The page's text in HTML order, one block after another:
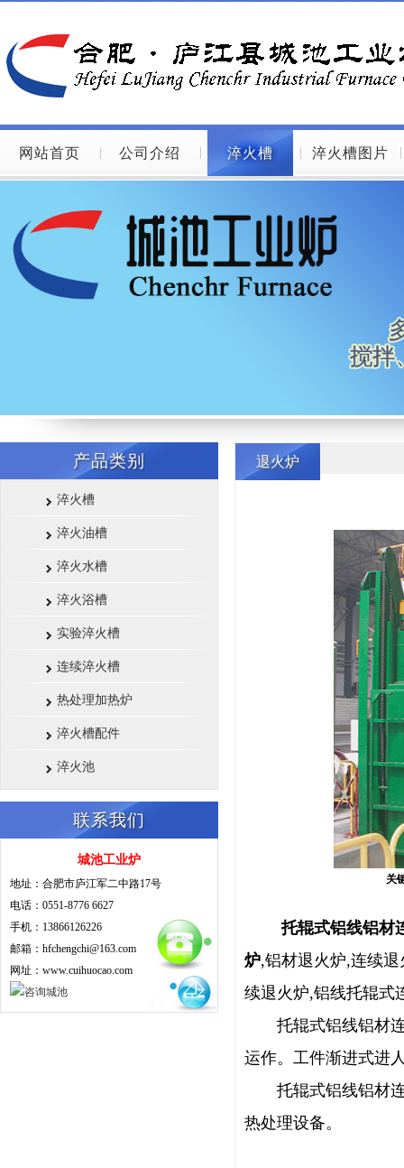
网站首页 公司介绍 淬火槽 淬火槽图片
产品类别
淬火槽
淬火油槽
淬火水槽
淬火浴槽
实验淬火槽
连续淬火槽
热处理加热炉
淬火槽配件
淬火池
联系我们
城池工业炉
地址：合肥市庐江军二中路17号
电话：0551-8776 6627
手机：13866126226
邮箱：hfchengchi@163.com
网址：www.cuihuocao.com
退火炉
关
托辊式铝线铝材
炉,铝材退火炉,连续
续退火炉,铝线托辊式
托辊式铝线铝材连
运作。工件渐进式进
托辊式铝线铝材连
热处理设备。